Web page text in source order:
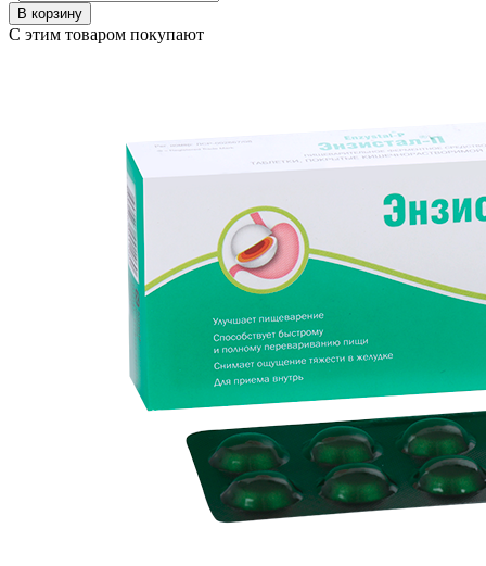
В корзину
С этим товаром покупают